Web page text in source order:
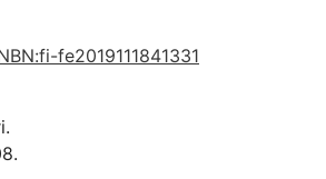
fe2019111841331